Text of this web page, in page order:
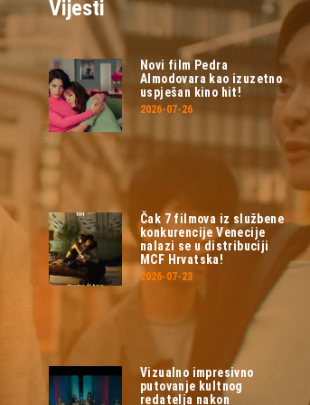
Vijesti
Novi film Pedra
Almodovara kao izuzetno
uspješan kino hit!
2026-07-26
Čak 7 filmova iz službene
konkurencije Venecije
nalazi se u distribuciji
MCF Hrvatska!
2026-07-23
Vizualno impresivno
putovanje kultnog
redatelja nakon